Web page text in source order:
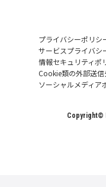
プライバシーポリシ
サービスプライバシ
情報セキュリティポ
Cookie類の外部送
ソーシャルメディア
Copyright©